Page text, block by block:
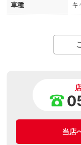
車種 キ
当店